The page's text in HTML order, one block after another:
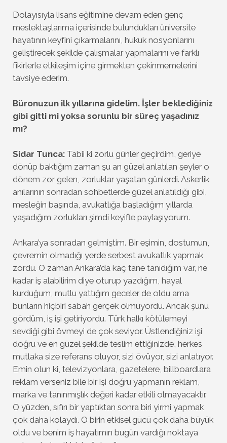
Dolayısıyla lisans eğitimine devam eden genç
meslektaşlarıma içerisinde bulundukları üniversite
hayatının keyfini çıkarmalarını, hukuk nosyonlarını
geliştirecek şekilde çalışmalar yapmalarını ve farklı
fikirlerle etkileşim içine girmekten çekinmemelerini
tavsiye ederim.
Büronuzun ilk yıllarına gidelim. İşler beklediğiniz
gibi gitti mi yoksa sorunlu bir süreç yaşadınız
mı?
Sidar Tunca:Tabii ki zorlu günler geçirdim, geriye
dönüp baktığım zaman şu an güzel anlatılan şeyler o
dönem zor gelen, zorluklar yaşatan günlerdi. Askerlik
anılarının sonradan sohbetlerde güzel anlatıldığı gibi,
mesleğin başında, avukatlığa başladığım yıllarda
yaşadığım zorlukları şimdi keyifle paylaşıyorum.
Ankara’ya sonradan gelmiştim. Bir eşimin, dostumun,
çevremin olmadığı yerde serbest avukatlık yapmak
zordu. O zaman Ankara’da kaç tane tanıdığım var, ne
kadar iş alabilirim diye oturup yazdığım, hayal
kurduğum, mutlu yattığım geceler de oldu ama
bunların hiçbiri sabah gerçek olmuyordu. Ancak şunu
gördüm, iş işi getiriyordu. Türk halkı kötülemeyi
sevdiği gibi övmeyi de çok seviyor. Üstlendiğiniz işi
doğru ve en güzel şekilde teslim ettiğinizde, herkes
mutlaka size referans oluyor, sizi övüyor, sizi anlatıyor.
Emin olun ki, televizyonlara, gazetelere, billboardlara
reklam verseniz bile bir işi doğru yapmanın reklam,
marka ve tanınmışlık değeri kadar etkili olmayacaktır.
O yüzden, sıfırı bir yaptıktan sonra biri yirmi yapmak
çok daha kolaydı. O birin etkisel gücü çok daha büyük
oldu ve benim iş hayatımın bugün vardığı noktaya